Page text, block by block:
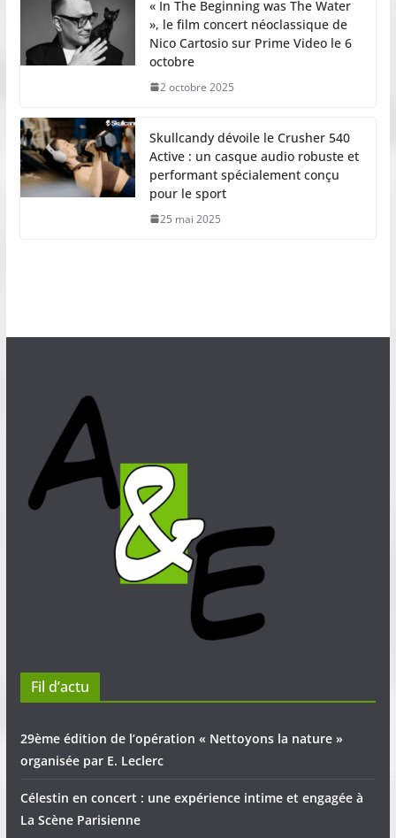
« In The Beginning was The Water
», le film concert néoclassique de
Nico Cartosio sur Prime Video le 6
octobre
2 octobre 2025
Skullcandy dévoile le Crusher 540
Active : un casque audio robuste et
performant spécialement conçu
pour le sport
25 mai 2025
Fil d’actu
29ème édition de l’opération « Nettoyons la nature »
organisée par E. Leclerc
Célestin en concert : une expérience intime et engagée à
La Scène Parisienne